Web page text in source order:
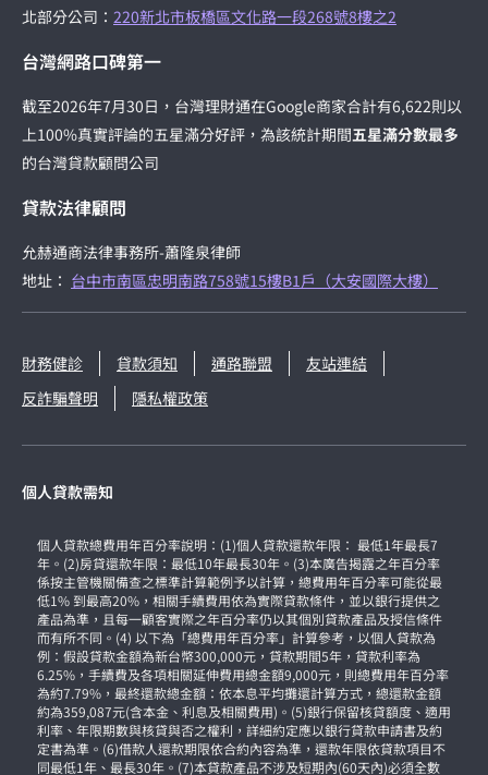
北部分公司： 220新北市板橋區文化路一段268號8樓之2
台灣網路口碑第一
截至2026年7月30日，台灣理財通在Google商家合計有6,622則以
上100%真實評論的五星滿分好評，為該統計期間五星滿分數最多
的台灣貸款顧問公司
貸款法律顧問
允赫通商法律事務所-蕭隆泉律師
地址： 台中市南區忠明南路758號15樓B1戶（大安國際大樓）
財務健診 貸款須知 通路聯盟
友站連結
反詐騙聲明
隱私權政策
個人貸款需知
個人貸款總費用年百分率說明：(1)個人貸款還款年限： 最低1年最長7
年。(2)房貸還款年限：最低10年最長30年。(3)本廣告揭露之年百分率
係按主管機關備查之標準計算範例予以計算，總費用年百分率可能從最
低1% 到最高20%，相關手續費用依為實際貸款條件，並以銀行提供之
產品為準，且每一顧客實際之年百分率仍以其個別貸款產品及授信條件
而有所不同。(4) 以下為「總費用年百分率」計算參考，以個人貸款為
例：假設貸款金額為新台幣300,000元，貸款期間5年，貸款利率為
6.25%，手續費及各項相關延伸費用總金額9,000元，則總費用年百分率
為約7.79%，最終還款總金額：依本息平均攤還計算方式，總還款金額
約為359,087元(含本金、利息及相關費用)。(5)銀行保留核貸額度、適用
利率、年限期數與核貸與否之權利，詳細約定應以銀行貸款申請書及約
定書為準。(6)借款人還款期限依合約內容為準，還款年限依貸款項目不
同最低1年、最長30年。(7)本貸款產品不涉及短期內(60天內)必須全數